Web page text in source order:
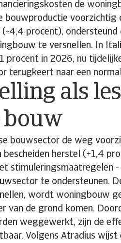
de
bouwproductie voorzichtig
4,4 procent), ondersteund
te versnellen. In
procent in 2026, nu
terugkeert naar een
als
bouw
bouwsector de weg
herstel (+1,4
stimuleringsmaatregelen -
te ondersteunen.
wordt woningbouw
van de grond komen.
weggewerkt, zijn de
Volgens Atradius